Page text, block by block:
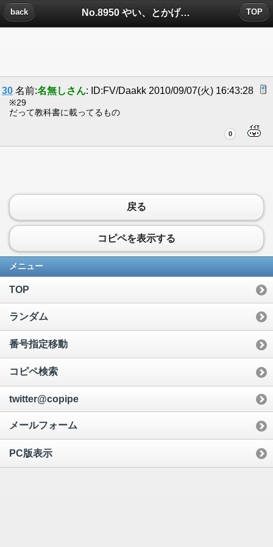
No.8950 やい、とかげについたコメント
back TOP
30 名前:名無しさん: ID:FV/Daakk 2010/09/07(火) 16:43:28
※29
だって教科書に載ってるもの
0
戻る
コピペを表示する
メニュー
TOP
ランダム
番号指定移動
コピペ検索
twitter@copipe
メールフォーム
PC版表示